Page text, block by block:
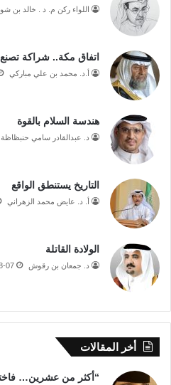
اللواء ركن م. د . خالد بن
اتفاق مكة.. شراكة تصنع
أ.د. محمد بن علي مباركي
هندسة السلام بالقوة
د. عبدالقادر سامي حنبظاظة
التاريخ يستنطق الواقع
أ. د. عايض محمد الزهراني
الولادة القاتلة
د. جمعان بن رقوش 07
أخر المقالات
“أكثر من عشرين…